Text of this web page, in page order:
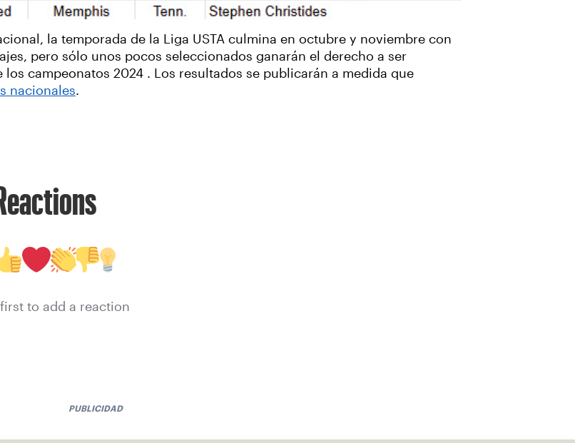
la temporada de la Liga USTA culmina en octubre y noviembre con
pero sólo unos pocos seleccionados ganarán el derecho a ser
campeonatos 2024 . Los resultados se publicarán a medida que
nacionales.
first to add a reaction
PUBLICIDAD